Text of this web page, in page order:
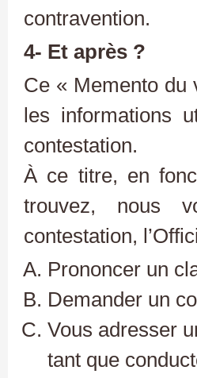
contravention.
4- Et après ?
Ce « Memento du
les informations
contestation.
À ce titre, en
trouvez, nous
contestation,
Prononcer un
Demander un
Vous adresser
tant que